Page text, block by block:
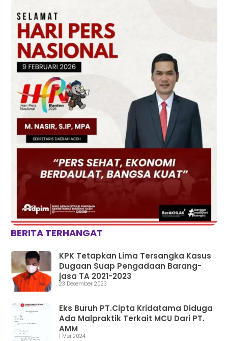
BERITA TERHANGAT
KPK Tetapkan Lima Tersangka Kasus
Dugaan Suap Pengadaan Barang-
jasa TA 2021-2023
23 Desember 2023
Eks Buruh PT.Cipta Kridatama Diduga
Ada Malpraktik Terkait MCU Dari PT.
AMM
1 Mei 2024